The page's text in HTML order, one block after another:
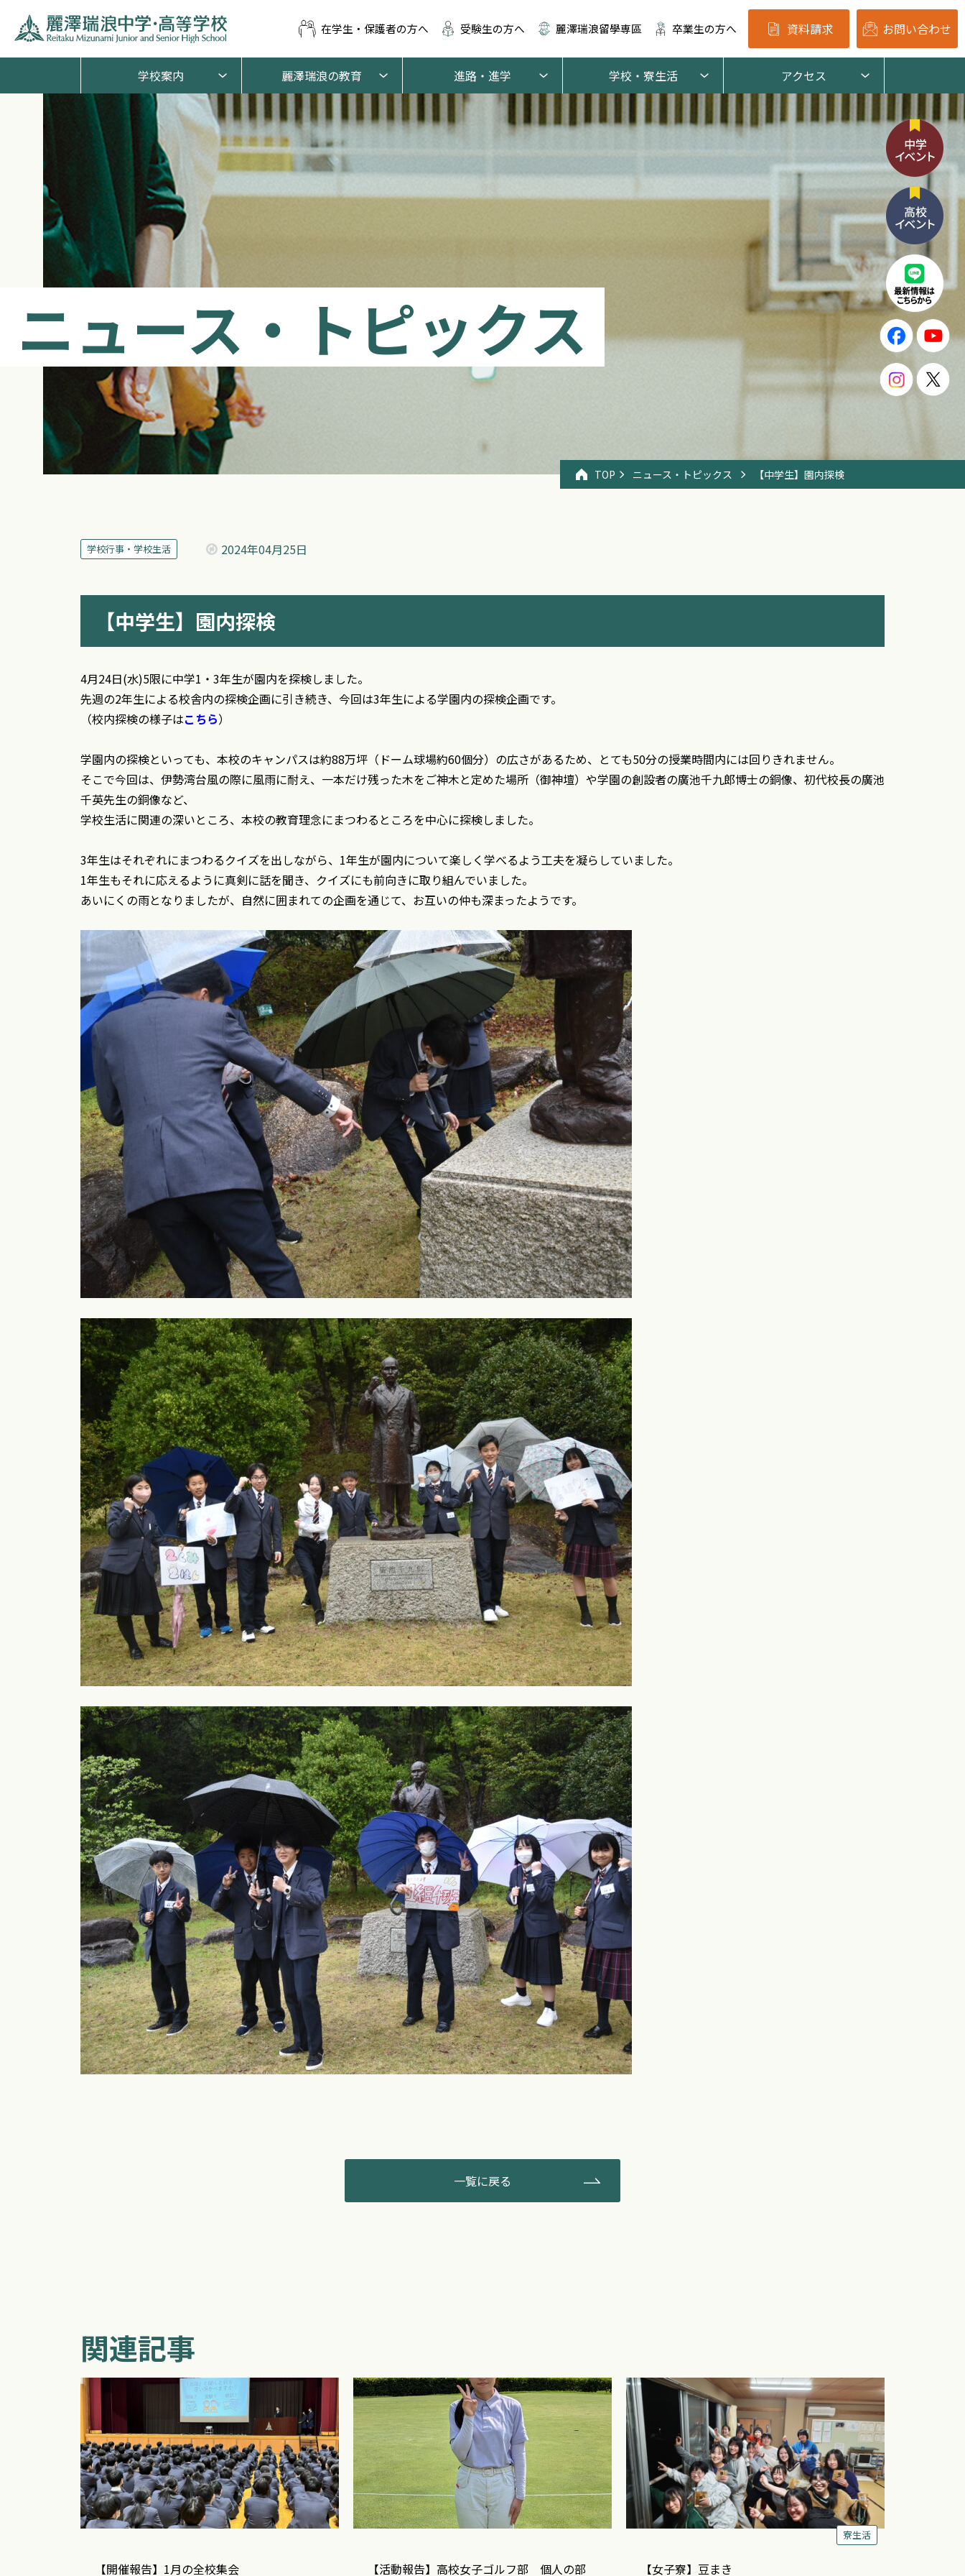
在学生・保護者の方へ 受験生の方へ 麗澤瑞浪留學専區 卒業生の方へ 資料請求 お問い合わせ
学校案内 麗澤瑞浪の教育 進路・進学 学校・寮生活 アクセス
ニュース・トピックス
TOP ニュース・トピックス 【中学生】園内探検
学校行事・学校生活 2024年04月25日
【中学生】園内探検
4月24日(水)5限に中学1・3年生が園内を探検しました。
先週の2年生による校舎内の探検企画に引き続き、今回は3年生による学園内の探検企画です。
（校内探検の様子はこちら）
学園内の探検といっても、本校のキャンパスは約88万坪（ドーム球場約60個分）の広さがあるため、とても50分の授業時間内には回りきれません。
そこで今回は、伊勢湾台風の際に風雨に耐え、一本だけ残った木をご神木と定めた場所（御神壇）や学園の創設者の廣池千九郎博士の銅像、初代校長の廣池
千英先生の銅像など、
学校生活に関連の深いところ、本校の教育理念にまつわるところを中心に探検しました。
3年生はそれぞれにまつわるクイズを出しながら、1年生が園内について楽しく学べるよう工夫を凝らしていました。
1年生もそれに応えるように真剣に話を聞き、クイズにも前向きに取り組んでいました。
あいにくの雨となりましたが、自然に囲まれての企画を通じて、お互いの仲も深まったようです。
一覧に戻る
関連記事
【開催報告】1月の全校集会 【活動報告】高校女子ゴルフ部 個人の部
寮生活
【女子寮】豆まき